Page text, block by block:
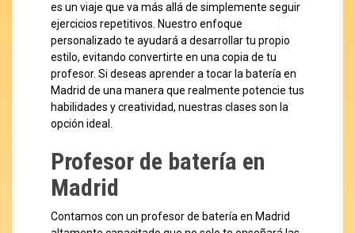
es un viaje que va más allá de simplemente seguir
ejercicios repetitivos. Nuestro enfoque
personalizado te ayudará a desarrollar tu propio
estilo, evitando convertirte en una copia de tu
profesor. Si deseas aprender a tocar la batería en
Madrid de una manera que realmente potencie tus
habilidades y creatividad, nuestras clases son la
opción ideal.
Profesor de batería en
Madrid
Contamos con un profesor de batería en Madrid